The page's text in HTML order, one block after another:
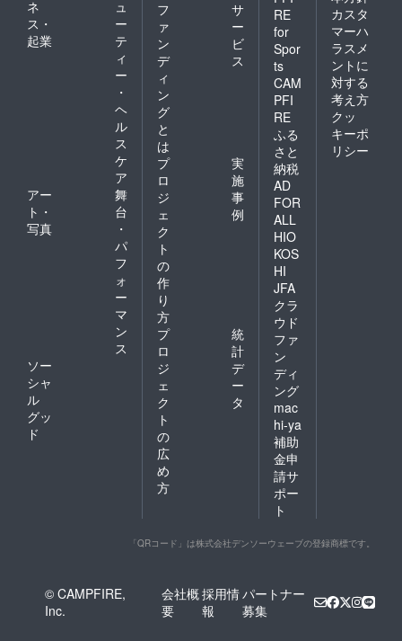
ネ
ス・
起業
ュ
ー
テ
ィ
ー
・
ヘ
ル
ス
ケ
ア
アー
ト・
写真
舞
台
・
パ
フ
ォ
ー
マ
ン
ス
ソー
シャ
ル
グッ
ド
フ
ァ
ン
デ
ィ
ン
グ
と
は
サ
ー
ビ
ス
プ
ロ
ジ
ェ
ク
ト
の
作
り
方
実
施
事
例
プ
ロ
ジ
ェ
ク
ト
の
広
め
方
統
計
デ
ー
タ
RE
for
Spor
ts
CAM
PFI
RE
ふる
さと
納税
AD
FOR
ALL
HIO
KOS
HI
JFA
クラ
ウド
ファ
ン
ディ
ング
mac
hi-ya
補助
金申
請サ
ポー
ト
カスタ
マーハ
ラスメ
ントに
対する
考え方
クッ
キーポ
リシー
「QRコード」は株式会社デンソーウェーブの登録商標です。
© CAMPFIRE,
Inc.
会社概
要
採用情
報
パートナー
募集